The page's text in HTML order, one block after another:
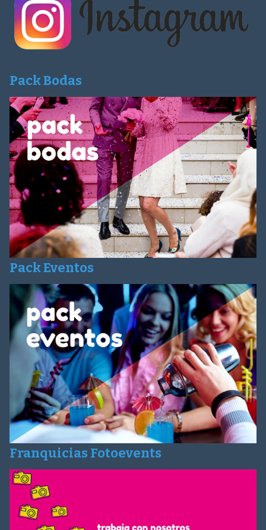
Pack Bodas
Pack Eventos
Franquicias Fotoevents